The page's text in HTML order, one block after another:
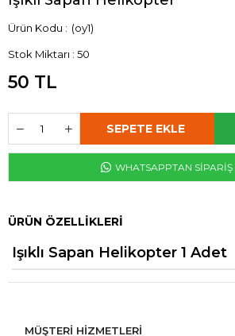
(oy1)
Stok Miktarı : 50
50 TL
WHATSAPPTAN SİPARİŞ
ÜRÜN ÖZELLIKLERI
Işıklı Sapan Helikopter 1 Adet
MÜŞTERİ HİZMETLERİ